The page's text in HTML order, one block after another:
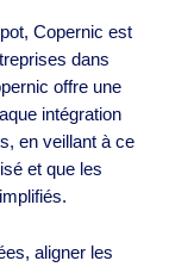
Copernic est
dans
offre une
intégration
en veillant à ce
et que les
aligner les